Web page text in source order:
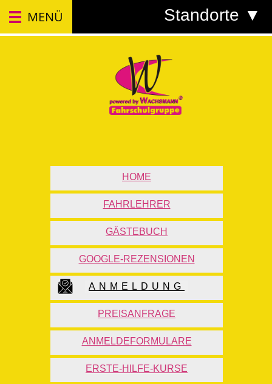
MENÜ Standorte ▼
HOME
FAHRLEHRER
GÄSTEBUCH
GOOGLE-REZENSIONEN
ANMELDUNG
PREISANFRAGE
ANMELDEFORMULARE
ERSTE-HILFE-KURSE